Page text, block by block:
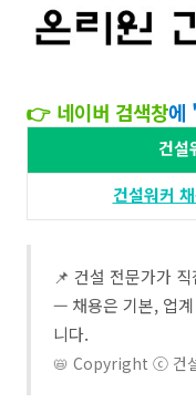
👉 네이버 검색창에 '
건설
건설워커
📌 건설 전문가가
— 채용은 기본, 업
니다.
📛 Copyright ⓒ 건설